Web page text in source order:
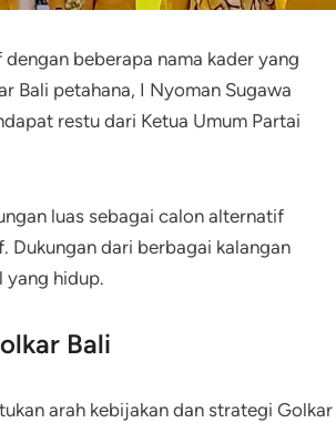
beberapa nama kader yang
Bali petahana, I Nyoman Sugawa
restu dari Ketua Umum Partai
luas sebagai calon alternatif
Dukungan dari berbagai kalangan
yang hidup.
Bali
arah kebijakan dan strategi Golkar